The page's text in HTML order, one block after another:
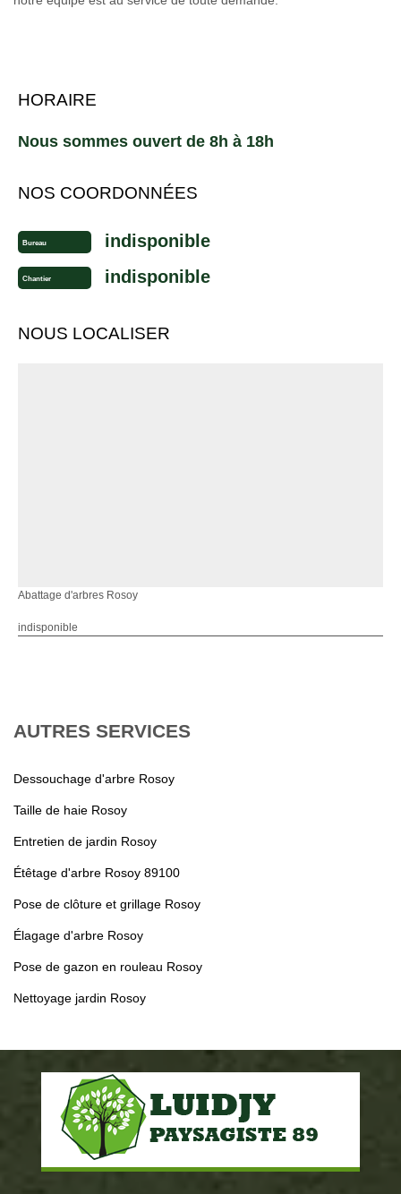
HORAIRE
Nous sommes ouvert de 8h à 18h
NOS COORDONNÉES
Bureau indisponible
Chantier indisponible
NOUS LOCALISER
Abattage d'arbres Rosoy
indisponible
AUTRES SERVICES
Dessouchage d'arbre Rosoy
Taille de haie Rosoy
Entretien de jardin Rosoy
Étêtage d'arbre Rosoy 89100
Pose de clôture et grillage Rosoy
Élagage d'arbre Rosoy
Pose de gazon en rouleau Rosoy
Nettoyage jardin Rosoy